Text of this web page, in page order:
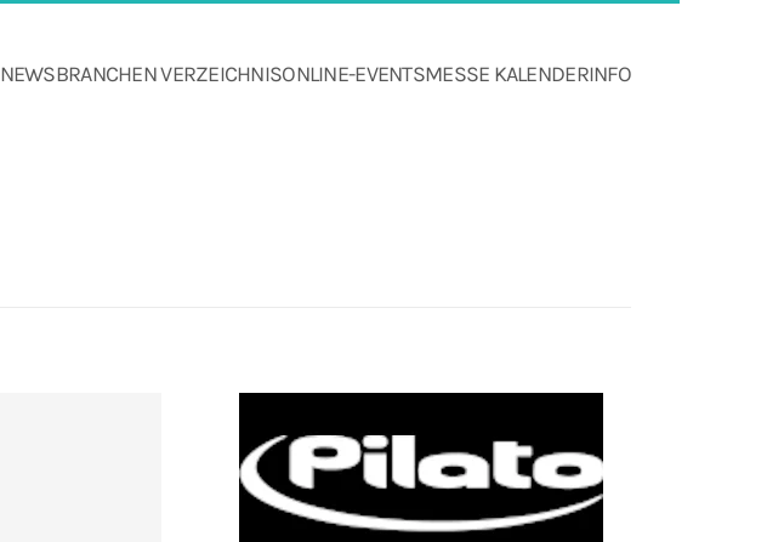
NEWSBRANCHEN VERZEICHNISONLINE-EVENTSMESSE KALENDERINFO